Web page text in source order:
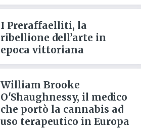
I Preraffaelliti, la
ribellione dell’arte in
epoca vittoriana
William Brooke
O'Shaughnessy, il medico
che portò la cannabis ad
uso terapeutico in Europa